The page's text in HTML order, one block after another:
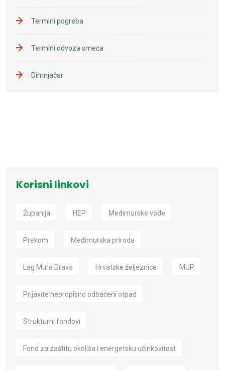
Termini pogreba
Termini odvoza smeća
Dimnjačar
Korisni linkovi
Županija HEP Međimurske vode
Prekom Međimurska priroda
Lag Mura Drava Hrvatske željeznice MUP
Prijavite nepropisno odbačeni otpad
Strukturni fondovi
Fond za zaštitu okoliša i energetsku učinkovitost